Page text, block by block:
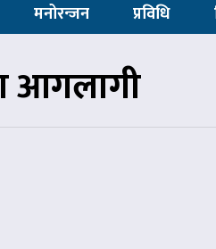
मनोरन्जन प्रविधि
आगलागी